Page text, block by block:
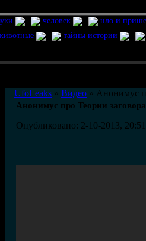
человек
нло и
тайны истории
UfoLeaks » Видео » Анонимус
Анонимус про Теории заговора
Опубликовано: 2-10-2013, 20:51